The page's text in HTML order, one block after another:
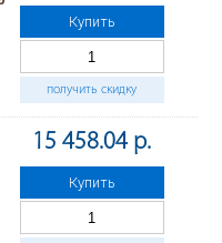
Купить
получить скидку
15 458.04 р.
Купить